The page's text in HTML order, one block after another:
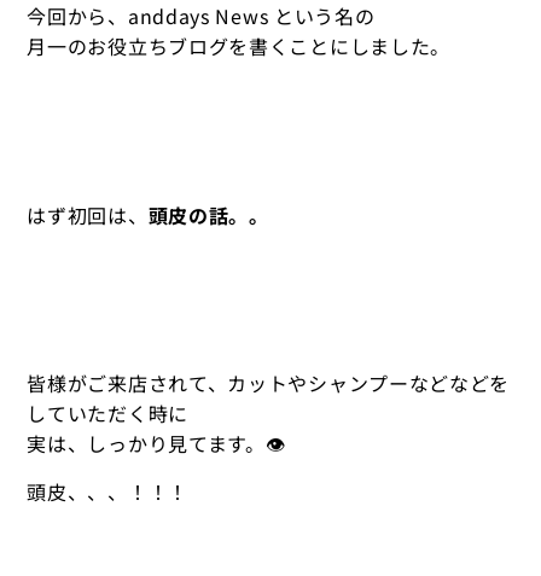
今回から、anddays News という名の
月一のお役立ちブログを書くことにしました。
はず初回は、 頭皮の話。。
皆様がご来店されて、カットやシャンプーなどなどを
していただく時に
実は、しっかり見てます。👁
頭皮、、、！！！